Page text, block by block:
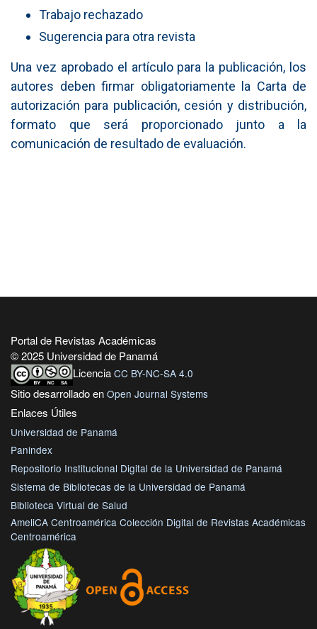
Trabajo rechazado
Sugerencia para otra revista
Una vez aprobado el artículo para la publicación, los
autores deben firmar obligatoriamente la Carta de
autorización para publicación, cesión y distribución,
formato que será proporcionado junto a la
comunicación de resultado de evaluación.
Portal de Revistas Académicas
© 2025 Universidad de Panamá
Licencia CC BY-NC-SA 4.0
Sitio desarrollado en Open Journal Systems
Enlaces Útiles
Universidad de Panamá
Panindex
Repositorio Institucional Digital de la Universidad de Panamá
Sistema de Bibliotecas de la Universidad de Panamá
Biblioteca Virtual de Salud
AmeliCA Centroamérica Colección Digital de Revistas Académicas
Centroamérica